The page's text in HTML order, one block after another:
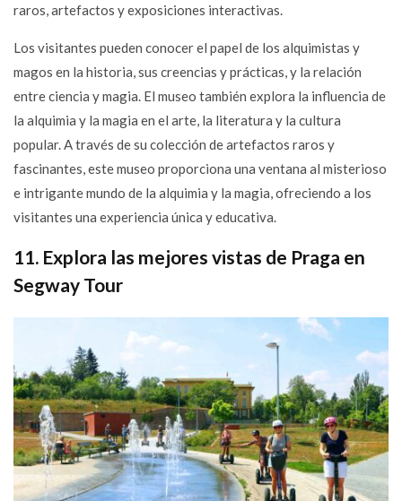
raros, artefactos y exposiciones interactivas.
Los visitantes pueden conocer el papel de los alquimistas y
magos en la historia, sus creencias y prácticas, y la relación
entre ciencia y magia. El museo también explora la influencia de
la alquimia y la magia en el arte, la literatura y la cultura
popular. A través de su colección de artefactos raros y
fascinantes, este museo proporciona una ventana al misterioso
e intrigante mundo de la alquimia y la magia, ofreciendo a los
visitantes una experiencia única y educativa.
11. Explora las mejores vistas de Praga en
Segway Tour